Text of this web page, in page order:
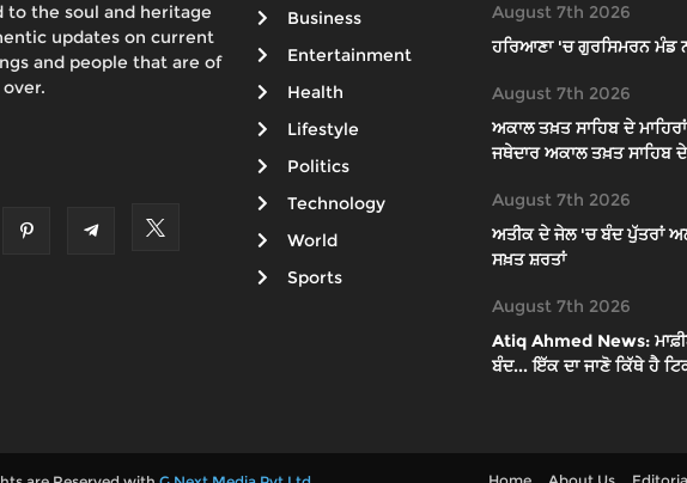
to the soul and heritage
updates on current
and people that are of
Business
Entertainment
Health
Lifestyle
Politics
Technology
World
Sports
August 7th 2026
ਹਰਿਆਣਾ 'ਚ ਗੁਰਸਿਮਰਨ ਮੰਡ
August 7th 2026
ਅਕਾਲ ਤਖ਼ਤ ਸਾਹਿਬ ਦੇ
ਜਥੇਦਾਰ ਅਕਾਲ ਤਖ਼ਤ ਸਾਹਿਬ
August 7th 2026
ਅਤੀਕ ਦੇ ਜੇਲ 'ਚ ਬੰਦ ਪੁੱਤਰਾਂ
ਸਖ਼ਤ ਸ਼ਰਤਾਂ
August 7th 2026
Atiq Ahmed News:
ਬੰਦ... ਇੱਕ ਦਾ ਜਾਣੋ ਕਿੱਥੇ ਹੈ